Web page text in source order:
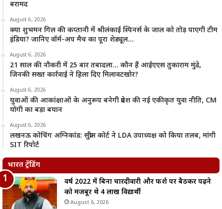
बरामद
August 6, 2026
क्या शुभमन गिल की कप्तानी में श्रीलंकाई स्पिनर्स के जाल को तोड़ पाएगी टीम
इंडिया? जानिए वॉर्म-अप मैच का पूरा शेड्यूल…
August 6, 2026
21 साल की नौकरी में 25 बार तबादला… कौन हैं आईएएस तुकाराम मुंढे,
जिनकी सख्त कार्रवाई ने हिला दिए मिलावटखोर?
August 6, 2026
युवाओं की आकांक्षाओं के अनुरूप बनेगी प्रदेश की नई एकीकृत युवा नीति, CM
योगी का बड़ा बयान
August 6, 2026
लखनऊ कोचिंग अग्निकांड: सुप्रीम कोर्ट ने LDA उपाध्यक्ष को किया तलब, मांगी
SIT रिपोर्ट
भारत ट्रेंडिंग
वर्ष 2022 में बिना चारदीवारी और फर्श पर बैठकर पढ़ने
को मजबूर थे 4 लाख विद्यार्थी
August 6, 2026